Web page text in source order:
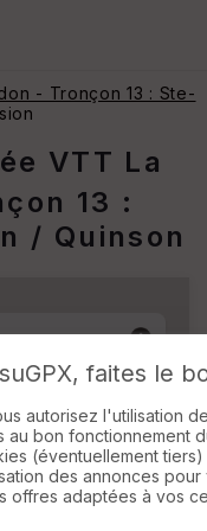
- Tronçon 13 : Ste-
VTT La
13 :
/ Quinson
faites le
autorisez l'utilisation
bon fonctionnement
(éventuellement
des annonces pour
offres adaptées à vos